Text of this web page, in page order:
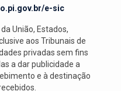
e-sic
União, Estados,
aos Tribunais de
privadas sem fins
a dar publicidade a
e à destinação